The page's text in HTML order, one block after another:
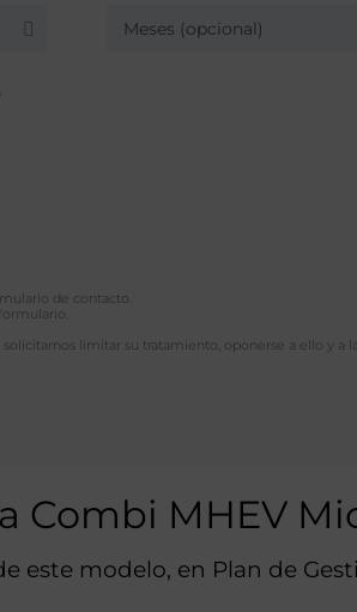
Meses (opcional)
de contacto.
limitar su tratamiento, oponerse a ello y a
Combi MHEV
este modelo, en Plan de